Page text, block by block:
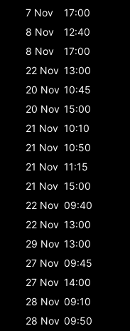
7 Nov
17:00
8 Nov
12:40
8 Nov
17:00
22 Nov 13:00
20 Nov 10:45
20 Nov 15:00
21 Nov 10:10
21 Nov 10:50
21 Nov 11:15
21 Nov 15:00
22 Nov 09:40
22 Nov 13:00
29 Nov 13:00
27 Nov 09:45
27 Nov 14:00
28 Nov 09:10
28 Nov 09:50